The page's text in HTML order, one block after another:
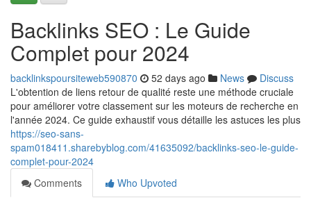
Backlinks SEO : Le Guide
Complet pour 2024
backlinkspoursiteweb590870 52 days ago News
Discuss
L'obtention de liens retour de qualité reste une méthode cruciale
pour améliorer votre classement sur les moteurs de recherche en
l'année 2024. Ce guide exhaustif vous détaille les astuces les plus
https://seo-sans-
spam018411.sharebyblog.com/41635092/backlinks-seo-le-guide-
complet-pour-2024
Comments
Who Upvoted